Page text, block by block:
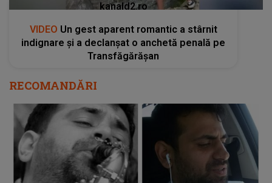
kanald2.ro
VIDEO Un gest aparent romantic a stârnit
indignare și a declanșat o anchetă penală pe
Transfăgărășan
RECOMANDĂRI